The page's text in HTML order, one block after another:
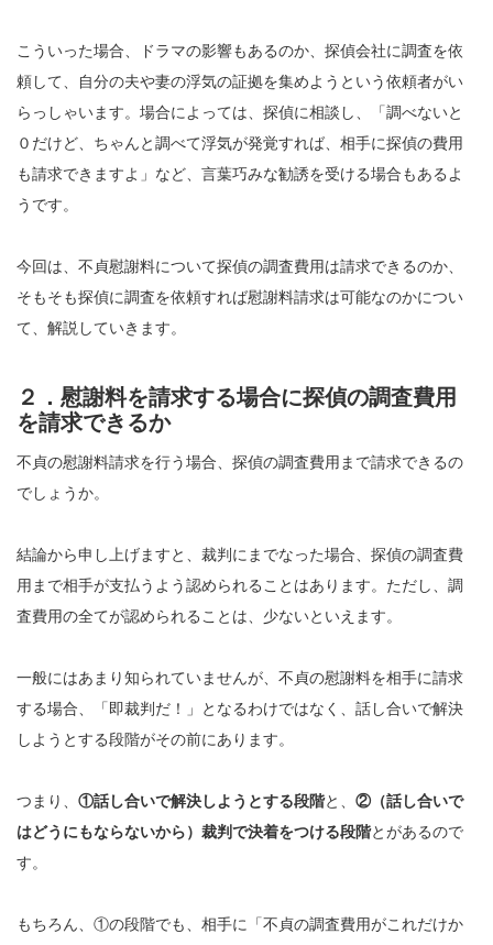
こういった場合、ドラマの影響もあるのか、探偵会社に調査を依
頼して、自分の夫や妻の浮気の証拠を集めようという依頼者がい
らっしゃいます。場合によっては、探偵に相談し、「調べないと
０だけど、ちゃんと調べて浮気が発覚すれば、相手に探偵の費用
も請求できますよ」など、言葉巧みな勧誘を受ける場合もあるよ
うです。
今回は、不貞慰謝料について探偵の調査費用は請求できるのか、
そもそも探偵に調査を依頼すれば慰謝料請求は可能なのかについ
て、解説していきます。
２．慰謝料を請求する場合に探偵の調査費用
を請求できるか
不貞の慰謝料請求を行う場合、探偵の調査費用まで請求できるの
でしょうか。
結論から申し上げますと、裁判にまでなった場合、探偵の調査費
用まで相手が支払うよう認められることはあります。ただし、調
査費用の全てが認められることは、少ないといえます。
一般にはあまり知られていませんが、不貞の慰謝料を相手に請求
する場合、「即裁判だ！」となるわけではなく、話し合いで解決
しようとする段階がその前にあります。
つまり、 ①話し合いで解決しようとする段階と、 ②（話し合いで
はどうにもならないから）裁判で決着をつける段階とがあるので
す。
もちろん、①の段階でも、相手に「不貞の調査費用がこれだけか